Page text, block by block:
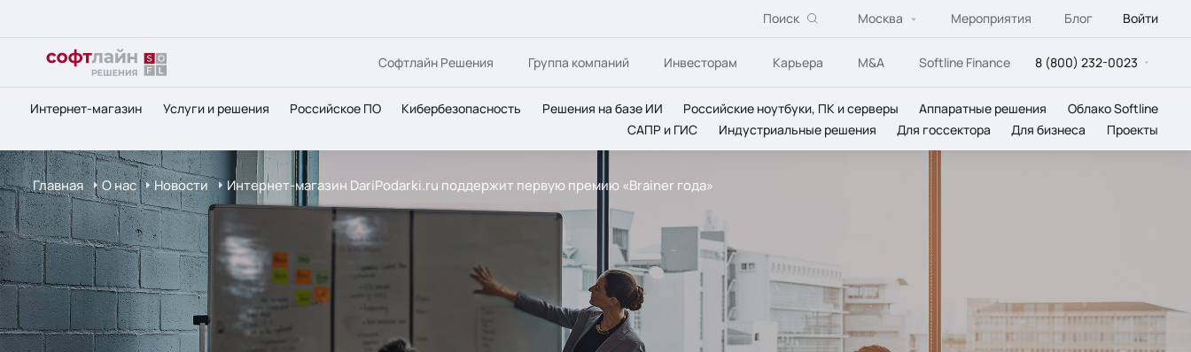
Поиск Москва Мероприятия Блог Войти
Софтлайн Решения Группа компаний Инвесторам Карьера M&A Softline Finance 8 (800) 232-0023
Интернет-магазин Услуги и решения Российское ПО Кибербезопасность Решения на базе ИИ Российские ноутбуки, ПК и серверы Аппаратные решения
Облако Softline
САПР и ГИС
Индустриальные решения Для госсектора Для бизнеса Проекты
Главная О нас Новости Интернет-магазин DariPodarki.ru поддержит первую премию «Brainer года»